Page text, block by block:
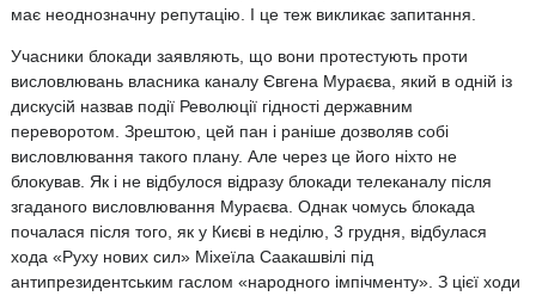
має неоднозначну репутацію. І це теж викликає запитання.
Учасники блокади заявляють, що вони протестують проти
висловлювань власника каналу Євгена Мураєва, який в одній із
дискусій назвав події Революції гідності державним
переворотом. Зрештою, цей пан і раніше дозволяв собі
висловлювання такого плану. Але через це його ніхто не
блокував. Як і не відбулося відразу блокади телеканалу після
згаданого висловлювання Мураєва. Однак чомусь блокада
почалася після того, як у Києві в неділю, 3 грудня, відбулася
хода «Руху нових сил» Міхеїла Саакашвілі під
антипрезидентським гаслом «народного імпічменту». З цієї ходи